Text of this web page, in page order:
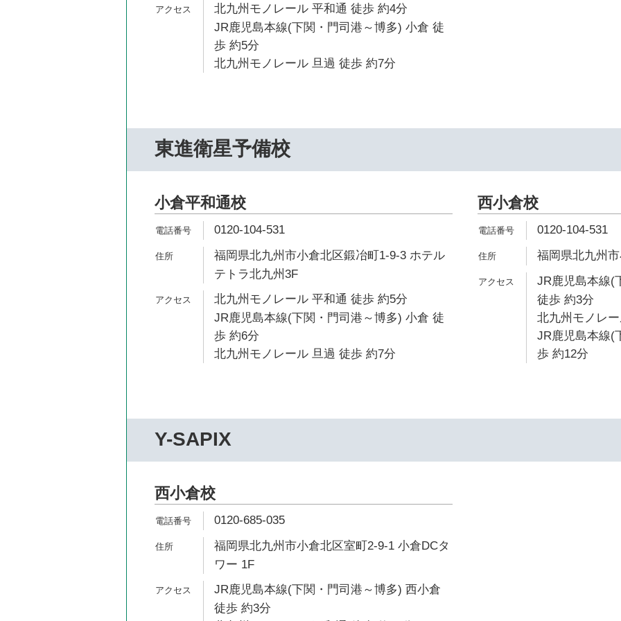
北九州モノレール 平和通 徒歩 約4分
JR鹿児島本線(下関・門司港～博多) 小倉 徒
歩 約5分
北九州モノレール 旦過 徒歩 約7分
東進衛星予備校
小倉平和通校
0120-104-531
福岡県北九州市小倉北区鍛冶町1-9-3 ホテル
テトラ北九州3F
北九州モノレール 平和通 徒歩 約5分
JR鹿児島本線(下関・門司港～博多) 小倉 徒
歩 約6分
北九州モノレール 旦過 徒歩 約7分
西小倉校
0120-104-531
福岡県北九州
JR鹿児島本線(
徒歩 約3分
北九州モノレ
JR鹿児島本線(
歩 約12分
Y-SAPIX
西小倉校
0120-685-035
福岡県北九州市小倉北区室町2-9-1 小倉DCタ
ワー 1F
JR鹿児島本線(下関・門司港～博多) 西小倉
徒歩 約3分